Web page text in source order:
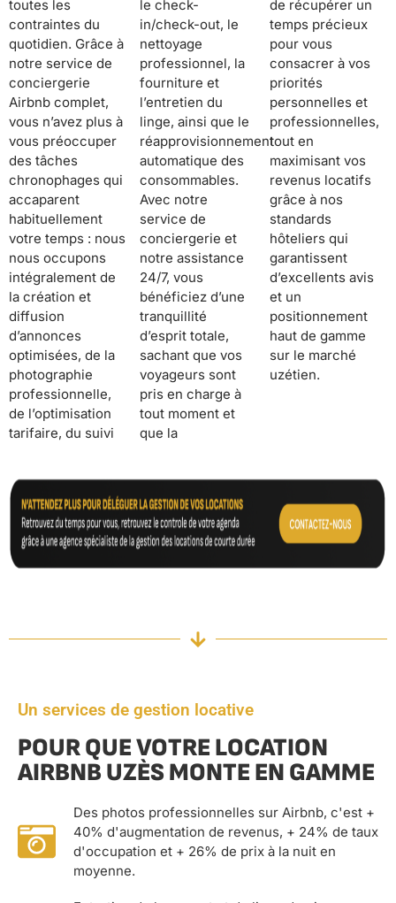
toutes les
contraintes du
quotidien. Grâce à
notre service de
conciergerie
Airbnb complet,
vous n’avez plus à
vous préoccuper
des tâches
chronophages qui
accaparent
habituellement
votre temps : nous
nous occupons
intégralement de
la création et
diffusion
d’annonces
optimisées, de la
photographie
professionnelle,
de l’optimisation
tarifaire, du suivi
le check-
in/check-out, le
nettoyage
professionnel, la
fourniture et
l’entretien du
linge, ainsi que le
réapprovisionnement
automatique des
consommables.
Avec notre
service de
conciergerie et
notre assistance
24/7, vous
bénéficiez d’une
tranquillité
d’esprit totale,
sachant que vos
voyageurs sont
pris en charge à
tout moment et
que la
de récupérer un
temps précieux
pour vous
consacrer à vos
priorités
personnelles et
professionnelles,
tout en
maximisant vos
revenus locatifs
grâce à nos
standards
hôteliers qui
garantissent
d’excellents avis
et un
positionnement
haut de gamme
sur le marché
uzétien.
Un services de gestion locative
POUR QUE VOTRE LOCATION
AIRBNB UZÈS MONTE EN GAMME
Des photos professionnelles sur Airbnb, c'est +
40% d'augmentation de revenus, + 24% de taux
d'occupation et + 26% de prix à la nuit en
moyenne.